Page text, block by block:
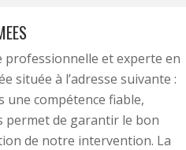
professionnelle et experte en
située à l’adresse suivante :
une compétence fiable,
de garantir le bon
de notre intervention. La